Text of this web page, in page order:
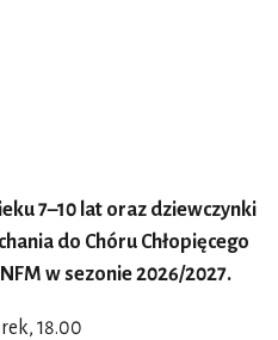
7–10 lat oraz dziewczynki
do Chóru Chłopięcego
w sezonie 2026/2027.
18.00